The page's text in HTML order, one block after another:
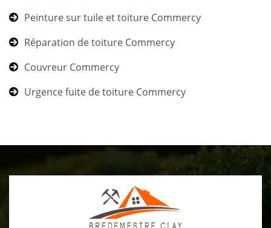
Peinture sur tuile et toiture Commercy
Réparation de toiture Commercy
Couvreur Commercy
Urgence fuite de toiture Commercy